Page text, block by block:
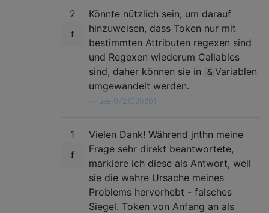
2
Könnte nützlich sein, um darauf
hinzuweisen, dass Token nur mit
bestimmten Attributen regexen sind
und Regexen wiederum Callables
sind, daher können sie in
& Variablen
umgewandelt werden.
user0721090601
1
Vielen Dank! Während jnthn meine
Frage sehr direkt beantwortete,
markiere ich diese als Antwort, weil
sie die wahre Ursache meines
Problems hervorhebt - falsches
Siegel. Token von Anfang an als